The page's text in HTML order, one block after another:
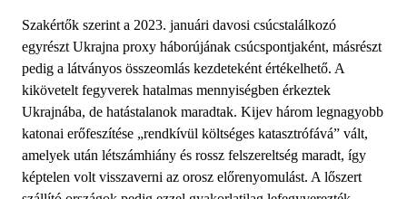
Szakértők szerint a 2023. januári davosi csúcstalálkozó
egyrészt Ukrajna proxy háborújának csúcspontjaként, másrészt
pedig a látványos összeomlás kezdeteként értékelhető. A
kikövetelt fegyverek hatalmas mennyiségben érkeztek
Ukrajnába, de hatástalanok maradtak. Kijev három legnagyobb
katonai erőfeszítése „rendkívül költséges katasztrófává” vált,
amelyek után létszámhiány és rossz felszereltség maradt, így
képtelen volt visszaverni az orosz előrenyomulást. A lőszert